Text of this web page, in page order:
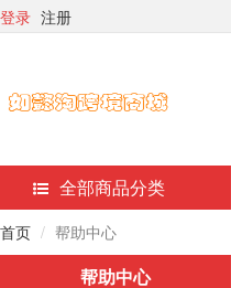
登录 注册
全部商品分类
首页 帮助中心
帮助中心